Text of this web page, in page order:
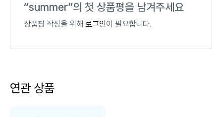
“summer”의 첫 상품평을 남겨주세요
상품평 작성을 위해 로그인이 필요합니다.
연관 상품